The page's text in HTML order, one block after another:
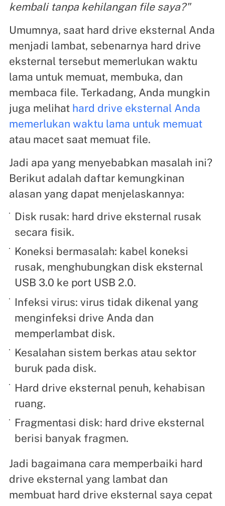
kembali tanpa kehilangan file saya?"
Umumnya, saat hard drive eksternal Anda
menjadi lambat, sebenarnya hard drive
eksternal tersebut memerlukan waktu
lama untuk memuat, membuka, dan
membaca file. Terkadang, Anda mungkin
juga melihat hard drive eksternal Anda
memerlukan waktu lama untuk memuat
atau macet saat memuat file.
Jadi apa yang menyebabkan masalah ini?
Berikut adalah daftar kemungkinan
alasan yang dapat menjelaskannya:
Disk rusak: hard drive eksternal rusak
secara fisik.
Koneksi bermasalah: kabel koneksi
rusak, menghubungkan disk eksternal
USB 3.0 ke port USB 2.0.
Infeksi virus: virus tidak dikenal yang
menginfeksi drive Anda dan
memperlambat disk.
Kesalahan sistem berkas atau sektor
buruk pada disk.
Hard drive eksternal penuh, kehabisan
ruang.
Fragmentasi disk: hard drive eksternal
berisi banyak fragmen.
Jadi bagaimana cara memperbaiki hard
drive eksternal yang lambat dan
membuat hard drive eksternal saya cepat